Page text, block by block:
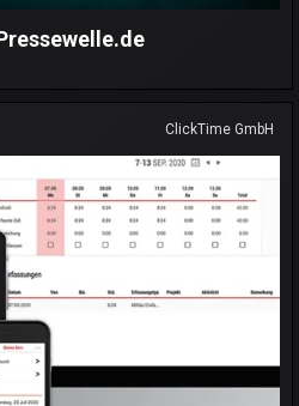
ClickTime GmbH